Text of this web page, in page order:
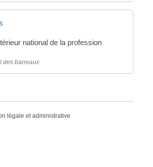
national de la profession
des barreaux
légale et administrative